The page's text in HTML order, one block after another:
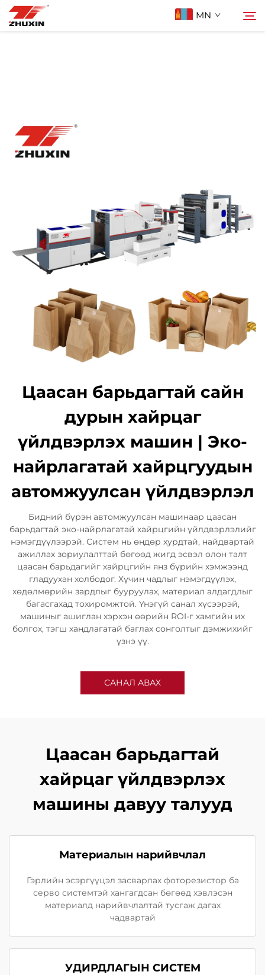
MN
Компани
Түгээмэл асуулт
Цаасан барьдагтай сайн
дурын хайрцаг
үйлдвэрлэх машин | Эко-
найрлагатай хайрцгуудын
автомжуулсан үйлдвэрлэл
Бидний бүрэн автомжуулсан машинаар цаасан
барьдагтай эко-найрлагатай хайрцгийн үйлдвэрлэлийг
нэмэгдүүлээрэй. Систем нь өндөр хурдтай, найдвартай
ажиллах зориулалттай бөгөөд жигд эсвэл олон талт
цаасан барьдагийг хайрцгийн янз бүрийн хэмжээнд
гладуухан холбодог. Хүчин чадлыг нэмэгдүүлэх,
хөдөлмөрийн зардлыг бууруулах, материал алдагдлыг
багасгахад тохиромжтой. Үнэгүй санал хүсээрэй,
машиныг ашиглан хэрхэн өөрийн ROI-г хамгийн их
болгох, тэгш хандлагатай баглах сонголтыг дэмжихийг
үзнэ үү.
САНАЛ АВАХ
Цаасан барьдагтай
хайрцаг үйлдвэрлэх
машины давуу талууд
Материалын нарийвчлал
Гэрлийн эсэргүүцэл засварлах фоторезистор ба
серво системтэй хангагдсан бөгөөд хэвлэсэн
материалд нарийвчлалтай тусгаж дагах
чадвартай
УДИРДЛАГЫН СИСТЕМ